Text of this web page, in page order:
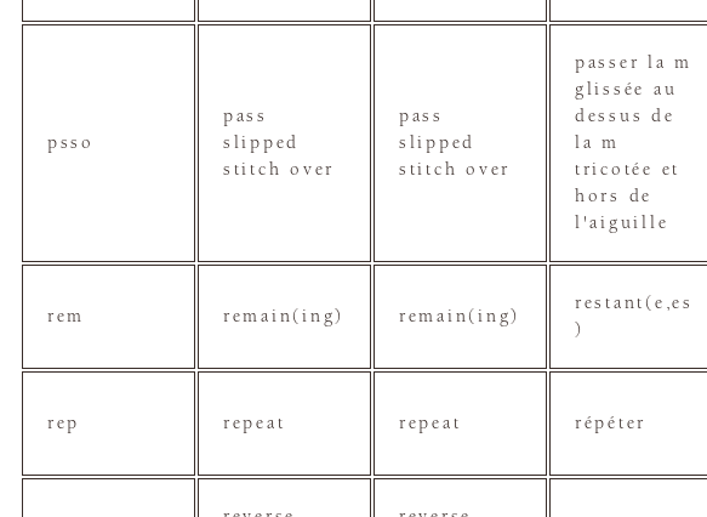
psso
pass
slipped
stitch over
pass
slipped
stitch over
passer la m
glissée au
dessus de
la m
tricotée et
hors de
l'aiguille
rem remain(ing) remain(ing)
restant(e,es
)
rep repeat repeat répéter